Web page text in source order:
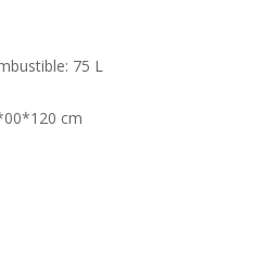
75 L
cm